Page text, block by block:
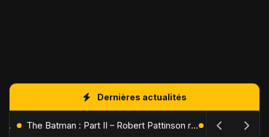
Dernières actualités
L'Âge de Glace : Le Réveil du Volcan – Manny, Sid et Diego de retour pour une aventure explosive The Batman : Part II – Robert Pattinson replonge dans les ténèbres de Gotham dès octobre 2027